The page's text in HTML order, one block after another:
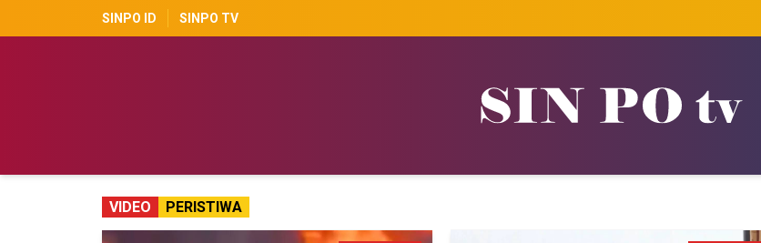
SINPO ID SINPO TV
VIDEO PERISTIWA